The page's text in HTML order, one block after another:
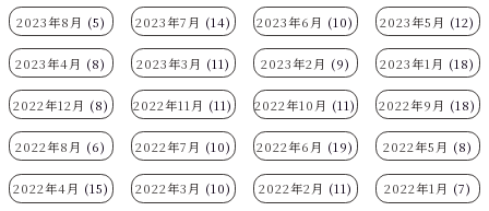
2023年8月 (5) 2023年7月 (14) 2023年6月 (10) 2023年5月 (12)
2023年4月 (8) 2023年3月 (11) 2023年2月 (9) 2023年1月 (18)
2022年12月 (8) 2022年11月 (11) 2022年10月 (11) 2022年9月 (18)
2022年8月 (6) 2022年7月 (10) 2022年6月 (19) 2022年5月 (8)
2022年4月 (15) 2022年3月 (10) 2022年2月 (11) 2022年1月 (7)